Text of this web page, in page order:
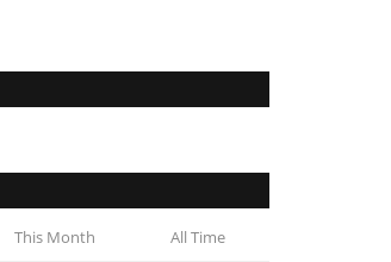
This Month All Time